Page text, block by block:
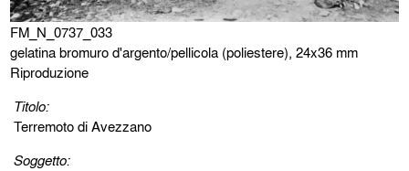
FM_N_0737_033
gelatina bromuro d'argento/pellicola (poliestere), 24x36 mm
Riproduzione
Titolo:
Terremoto di Avezzano
Soggetto: